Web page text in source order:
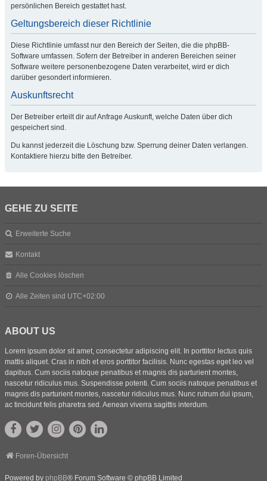
persönlichen Bereich gestattet hast.
Geltungsbereich dieser Richtlinie
Diese Richtlinie umfasst nur den Bereich der Seiten, die die phpBB-
Software umfassen. Sofern der Betreiber in anderen Bereichen seiner
Software weitere personenbezogene Daten verarbeitet, wird er dich
darüber gesondert informieren.
Auskunftsrecht
Der Betreiber erteilt dir auf Anfrage Auskunft, welche Daten über dich
gespeichert sind.
Du kannst jederzeit die Löschung bzw. Sperrung deiner Daten verlangen.
Kontaktiere hierzu bitte den Betreiber.
GEHE ZU SEITE
Erweiterte Suche
Kontakt
Alle Cookies löschen
Alle Zeiten sind UTC+02:00
ABOUT US
Lorem ipsum dolor sit amet, consectetur adipiscing elit. In porttitor lectus quis
mattis aliquet. Cras in nibh et eros porttitor facilisis. Nunc egestas eget leo vel
dapibus. Cum sociis natoque penatibus et magnis dis parturient montes,
nascetur ridiculus mus. Suspendisse potenti. Cum sociis natoque penatibus et
magnis dis parturient montes, nascetur ridiculus mus. Nunc rutrum dui ipsum,
ac tincidunt felis pharetra sed. Aenean viverra sagittis interdum.
Foren-Übersicht
Powered by phpBB® Forum Software © phpBB Limited